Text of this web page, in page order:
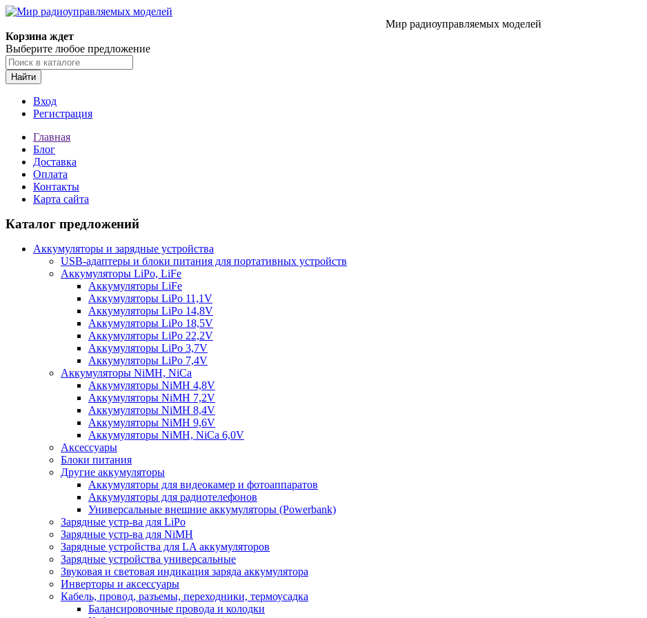
Мир радиоуправляемых моделей
Корзина ждет
Выберите любое предложение
Найти
Вход
Регистрация
Главная
Блог
Доставка
Оплата
Контакты
Карта сайта
Каталог предложений
Аккумуляторы и зарядные устройства
USB-адаптеры и блоки питания для портативных устройств
Аккумуляторы LiPo, LiFe
Аккумуляторы LiFe
Аккумуляторы LiPo 11,1V
Аккумуляторы LiPo 14,8V
Аккумуляторы LiPo 18,5V
Аккумуляторы LiPo 22,2V
Аккумуляторы LiPo 3,7V
Аккумуляторы LiPo 7,4V
Аккумуляторы NiMH, NiCa
Аккумуляторы NiMH 4,8V
Аккумуляторы NiMH 7,2V
Аккумуляторы NiMH 8,4V
Аккумуляторы NiMH 9,6V
Аккумуляторы NiMH, NiCa 6,0V
Аксессуары
Блоки питания
Другие аккумуляторы
Аккумуляторы для видеокамер и фотоаппаратов
Аккумуляторы для радиотелефонов
Универсальные внешние аккумуляторы (Powerbank)
Зарядные устр-ва для LiPo
Зарядные устр-ва для NiMH
Зарядные устройства для LA аккумуляторов
Зарядные устройства универсальные
Звуковая и световая индикация заряда аккумулятора
Инверторы и аксессуары
Кабель, провод, разъемы, переходники, термоусадка
Балансировочные провода и колодки